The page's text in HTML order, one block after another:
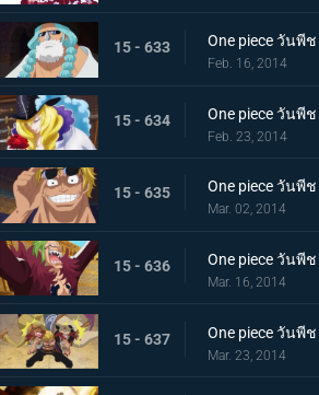
15 - 633
Feb. 16, 2014
15 - 634
Feb. 23, 2014
15 - 635
Mar. 02, 2014
15 - 636
Mar. 16, 2014
15 - 637
Mar. 23, 2014